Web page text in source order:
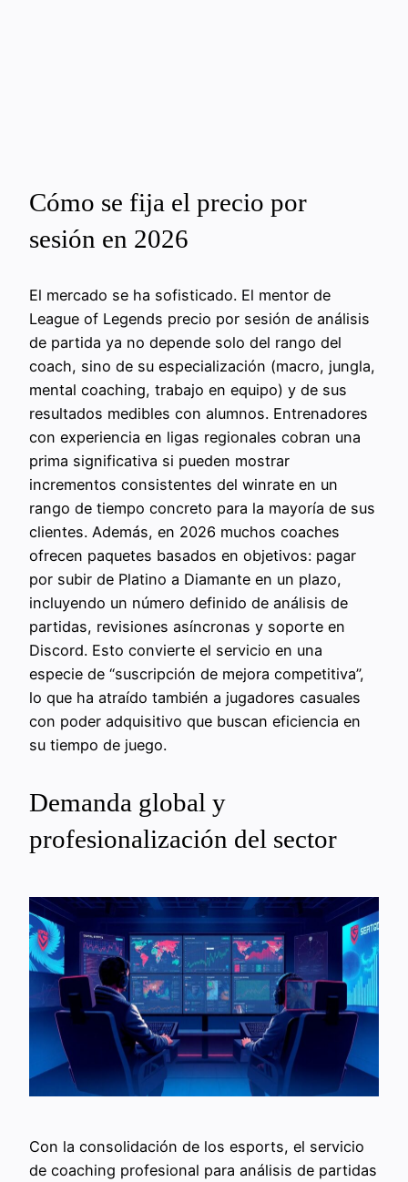
Cómo se fija el precio por
sesión en 2026
El mercado se ha sofisticado. El mentor de
League of Legends precio por sesión de análisis
de partida ya no depende solo del rango del
coach, sino de su especialización (macro, jungla,
mental coaching, trabajo en equipo) y de sus
resultados medibles con alumnos. Entrenadores
con experiencia en ligas regionales cobran una
prima significativa si pueden mostrar
incrementos consistentes del winrate en un
rango de tiempo concreto para la mayoría de sus
clientes. Además, en 2026 muchos coaches
ofrecen paquetes basados en objetivos: pagar
por subir de Platino a Diamante en un plazo,
incluyendo un número definido de análisis de
partidas, revisiones asíncronas y soporte en
Discord. Esto convierte el servicio en una
especie de “suscripción de mejora competitiva”,
lo que ha atraído también a jugadores casuales
con poder adquisitivo que buscan eficiencia en
su tiempo de juego.
Demanda global y
profesionalización del sector
Con la consolidación de los esports, el servicio
de coaching profesional para análisis de partidas